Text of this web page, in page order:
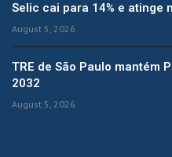
Selic cai para 14% e atinge
August 5, 2026
TRE de São Paulo mantém
2032
August 5, 2026